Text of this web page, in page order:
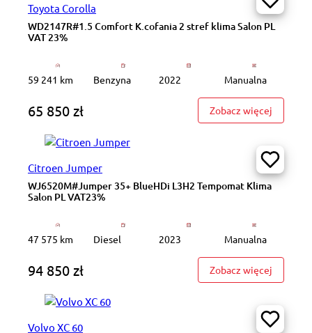
Toyota Corolla
WD2147R#1.5 Comfort K.cofania 2 stref klima Salon PL
VAT 23%
59 241 km Benzyna 2022 Manualna
65 850 zł Zobacz więcej
Citroen Jumper
WJ6520M#Jumper 35+ BlueHDi L3H2 Tempomat Klima
Salon PL VAT23%
47 575 km Diesel 2023 Manualna
94 850 zł Zobacz więcej
Volvo XC 60